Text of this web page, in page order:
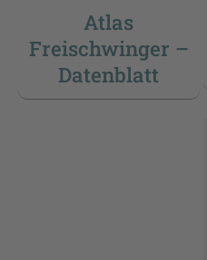
Atlas
Freischwinger –
Datenblatt